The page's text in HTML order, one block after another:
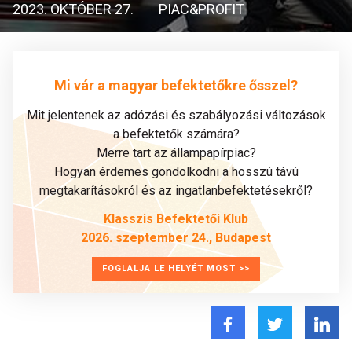
2023. OKTÓBER 27. PIAC&PROFIT
Mi vár a magyar befektetőkre ősszel?
Mit jelentenek az adózási és szabályozási változások
a befektetők számára?
Merre tart az állampapírpiac?
Hogyan érdemes gondolkodni a hosszú távú
megtakarításokról és az ingatlanbefektetésekről?
Klasszis Befektetői Klub
2026. szeptember 24., Budapest
FOGLALJA LE HELYÉT MOST >>